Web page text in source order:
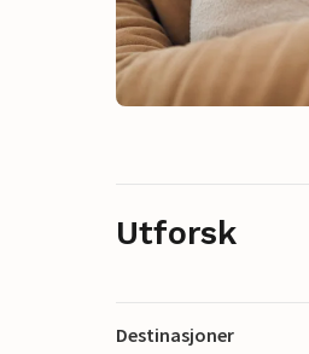
Utforsk
Destinasjoner